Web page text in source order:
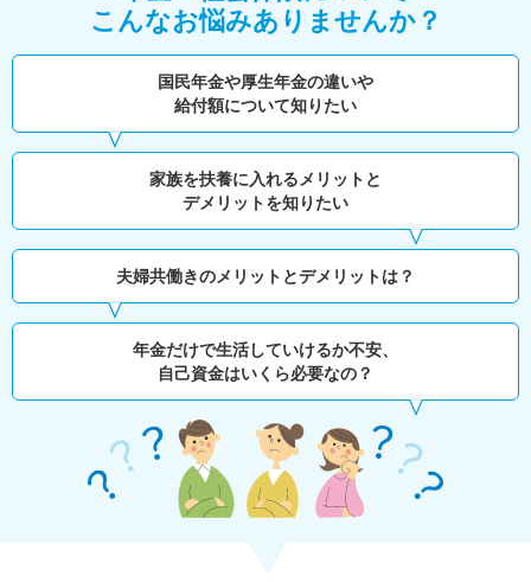
こんなお悩みありませんか？
国民年金や厚生年金の違いや
給付額について知りたい
家族を扶養に入れるメリットと
デメリットを知りたい
夫婦共働きのメリットとデメリットは？
年金だけで生活していけるか不安、
自己資金はいくら必要なの？